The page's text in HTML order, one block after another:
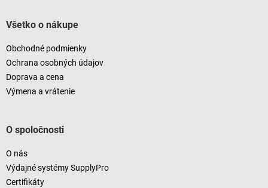
Všetko o nákupe
Obchodné podmienky
Ochrana osobných údajov
Doprava a cena
Výmena a vrátenie
O spoločnosti
O nás
Výdajné systémy SupplyPro
Certifikáty